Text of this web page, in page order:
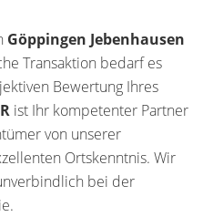
Göppingen Jebenhausen
Transaktion bedarf es
Bewertung Ihres
ist Ihr kompetenter Partner
von unserer
Ortskenntnis. Wir
bei der